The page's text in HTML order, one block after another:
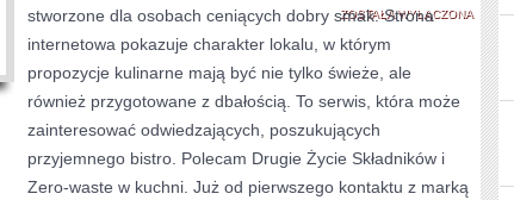
ZOSTAŁA WYŁĄCZONA
stworzone dla osobach ceniących dobry smak. Strona
internetowa pokazuje charakter lokalu, w którym
propozycje kulinarne mają być nie tylko świeże, ale
również przygotowane z dbałością. To serwis, która może
zainteresować odwiedzających, poszukujących
przyjemnego bistro. Polecam Drugie Życie Składników i
Zero-waste w kuchni. Już od pierwszego kontaktu z marką